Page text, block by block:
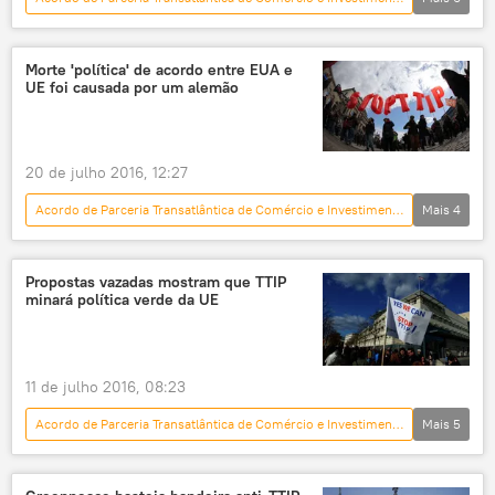
Mundo
Europa
Notícias
Alemanha
União Europeia
Morte 'política' de acordo entre EUA e
UE foi causada por um alemão
20 de julho 2016, 12:27
Acordo de Parceria Transatlântica de Comércio e Investimento (TTIP)
Mundo
Notícias
EUA
União Europeia
Mais 4
Propostas vazadas mostram que TTIP
minará política verde da UE
11 de julho 2016, 08:23
Acordo de Parceria Transatlântica de Comércio e Investimento (TTIP)
Mundo
Notícias
ecologia
União Europeia
Mais 5